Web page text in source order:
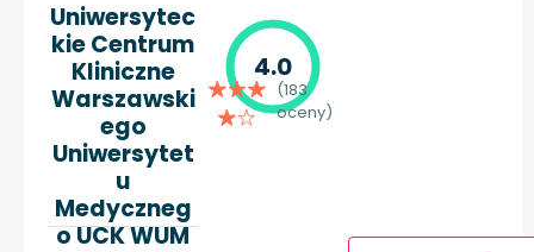
Uniwersytec
kie Centrum
Kliniczne
Warszawski
ego
Uniwersytet
u
Medyczneg
o UCK WUM
4.0
(183
oceny)